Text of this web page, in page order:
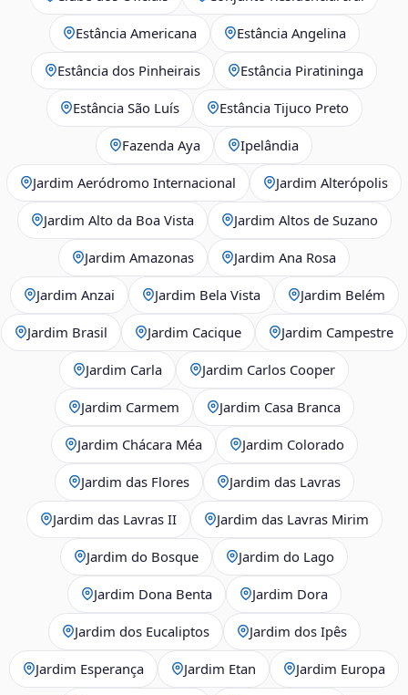
Estância Americana Estância Angelina
Estância dos Pinheirais Estância Piratininga
Estância São Luís Estância Tijuco Preto
Fazenda Aya Ipelândia
Jardim Aeródromo Internacional Jardim Alterópolis
Jardim Alto da Boa Vista Jardim Altos de Suzano
Jardim Amazonas Jardim Ana Rosa
Jardim Anzai Jardim Bela Vista Jardim Belém
Jardim Brasil Jardim Cacique Jardim Campestre
Jardim Carla Jardim Carlos Cooper
Jardim Carmem Jardim Casa Branca
Jardim Chácara Méa Jardim Colorado
Jardim das Flores Jardim das Lavras
Jardim das Lavras II Jardim das Lavras Mirim
Jardim do Bosque Jardim do Lago
Jardim Dona Benta Jardim Dora
Jardim dos Eucaliptos Jardim dos Ipês
Jardim Esperança Jardim Etan Jardim Europa